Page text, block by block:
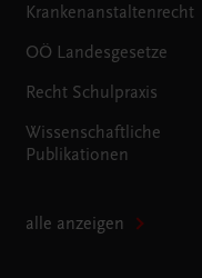
Krankenanstaltenrecht
OÖ Landesgesetze
Recht Schulpraxis
Wissenschaftliche
Publikationen
alle anzeigen